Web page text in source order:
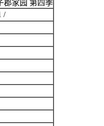
郡家园 第四季
/